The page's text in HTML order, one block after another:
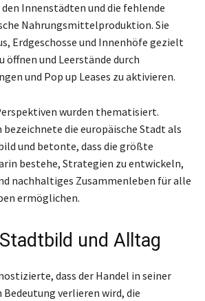
Innenstädten und die fehlende
Nahrungsmittelproduktion. Sie
Erdgeschosse und Innenhöfe gezielt
öffnen und Leerstände durch
und Pop up Leases zu aktivieren.
wurden thematisiert.
die europäische Stadt als
und betonte, dass die größte
bestehe, Strategien zu entwickeln,
nachhaltiges Zusammenleben für alle
ermöglichen.
und Alltag
dass der Handel in seiner
verlieren wird, die